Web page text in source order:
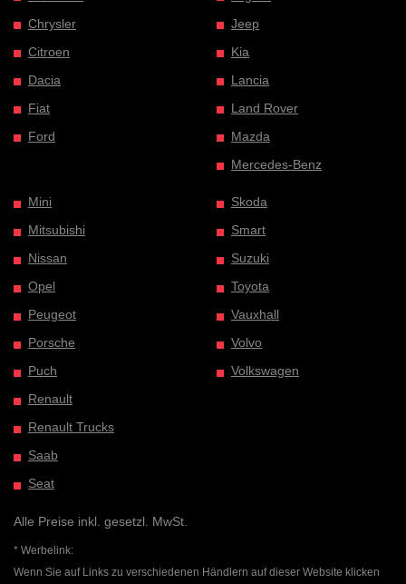
Chrysler
Citroen
Dacia
Fiat
Ford
Jeep
Kia
Lancia
Land Rover
Mazda
Mercedes-Benz
Mini
Mitsubishi
Nissan
Opel
Peugeot
Porsche
Puch
Renault
Renault Trucks
Saab
Seat
Skoda
Smart
Suzuki
Toyota
Vauxhall
Volvo
Volkswagen
Alle Preise inkl. gesetzl. MwSt.
* Werbelink:
Wenn Sie auf Links zu verschiedenen Händlern auf dieser Website klicken